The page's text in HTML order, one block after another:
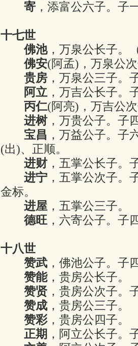
寄 ，添富公六子。子
十七世
佛池，万泉公长子。
佛安(阿孟)，万泉公
贵房 ，万泉公三子。
阿立 ，万吉公长子。
丙仁(阿亮)，万吉公
进树，万贵公子。子
宝昌 ，万益公子。子
(出)、正顺。
进财 ，五掌公长子。
进宁 ，五掌公次子。
金标。
进屋 ，五掌公三子。
德旺 ，六寄公子。子
十八世
赞武 ，佛池公子。子
赞能，贵房公长子。
赞贤 ，贵房公次子。
赞成 ，贵房公三子。
赞彩，贵房公四子。
正期 ，阿立公长子。